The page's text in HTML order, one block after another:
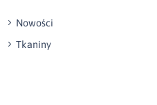
Nowości
Tkaniny